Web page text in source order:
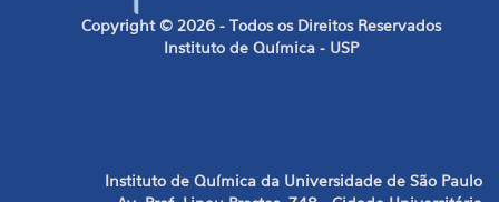
Copyright © 2026 - Todos os Direitos Reservados
Instituto de Química - USP
Instituto de Química da Universidade de São Paulo